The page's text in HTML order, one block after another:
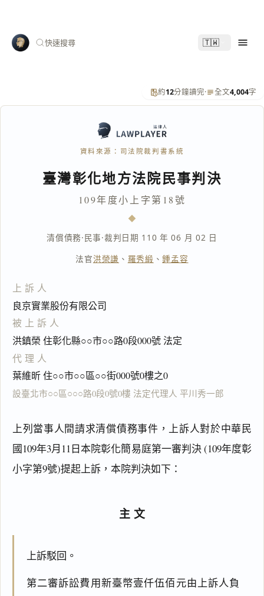
快速搜尋 🇹🇼
約12分鐘讀完· 全文4,004字
資料來源：司法院裁判書系統
臺灣彰化地方法院民事判決
109年度小上字第18號
清償債務·民事·裁判日期 110 年 06 月 02 日
法官洪榮謙 、 羅秀緞 、鍾孟容
上訴人
良京實業股份有限公司
被上訴人
洪鎮榮 住彰化縣○○市○○路0段000號 法定
代理人
葉維昕 住○○市○○區○○街000號0樓之0
設臺北市○○區○○○路0段0號0樓 法定代理人 平川秀一郎
上列當事人間請求清償債務事件，上訴人對於中華民
國109年3月11日本院彰化簡易庭第一審判決 (109年度彰
小字第9號)提起上訴，本院判決如下：
主文
上訴駁回。
第二審訴訟費用新臺幣壹仟伍佰元由上訴人負